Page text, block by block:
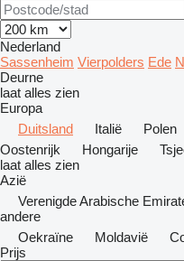
Nederland
Sassenheim Vierpolders Ede
Deurne
laat alles zien
Europa
Duitsland
Italië Polen
Oostenrijk
Hongarije
laat alles zien
Azië
Verenigde Arabische
andere
Oekraïne
Moldavië
Prijs